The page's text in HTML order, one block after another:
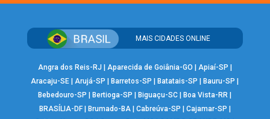
MAIS CIDADES ONLINE
Angra dos Reis-RJ Aparecida de Goiânia-GO Apiaí-SP
Aracaju-SE |Arujá-SP Barretos-SP Batatais-SP Bauru-SP
Bebedouro-SP
Bertioga-SP Biguaçu-SC Boa Vista-RR
BRASÍLIA-DF| Brumado-BA| Cabreúva-SP Cajamar-SP